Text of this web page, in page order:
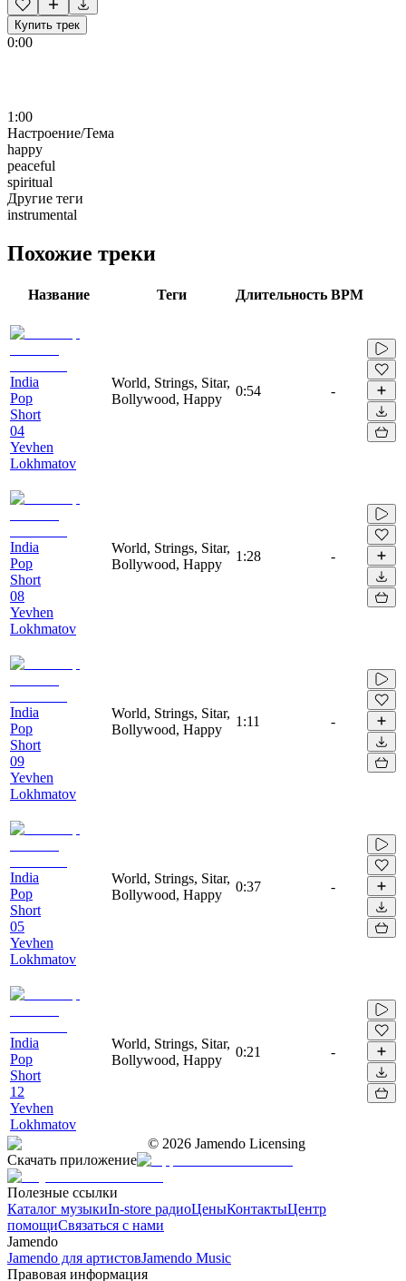
Купить трек
0:00
1:00
Настроение/Тема
happy
peaceful
spiritual
Другие теги
instrumental
Похожие треки
Название Теги Длительность BPM
India
Pop
Short
04
Yevhen
Lokhmatov
World, Strings, Sitar,
Bollywood, Happy
0:54 -
India
Pop
Short
08
Yevhen
Lokhmatov
World, Strings, Sitar,
Bollywood, Happy
1:28 -
India
Pop
Short
09
Yevhen
Lokhmatov
World, Strings, Sitar,
Bollywood, Happy
1:11 -
India
Pop
Short
05
Yevhen
Lokhmatov
World, Strings, Sitar,
Bollywood, Happy
0:37 -
India
Pop
Short
12
Yevhen
Lokhmatov
World, Strings, Sitar,
Bollywood, Happy
0:21 -
© 2026 Jamendo Licensing
Скачать приложение
Полезные ссылки
Каталог музыкиIn-store радиоЦеныКонтактыЦентр
помощиСвязаться с нами
Jamendo
Jamendo для артистовJamendo Music
Правовая информация